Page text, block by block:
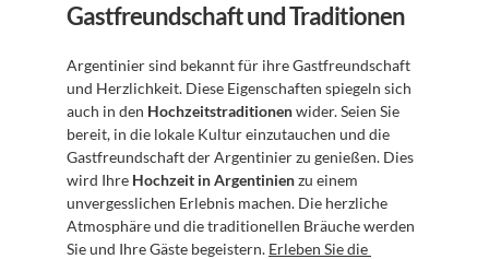
Gastfreundschaft und Traditionen
Argentinier sind bekannt für ihre Gastfreundschaft
und Herzlichkeit. Diese Eigenschaften spiegeln sich
auch in den Hochzeitstraditionen wider. Seien Sie
bereit, in die lokale Kultur einzutauchen und die
Gastfreundschaft der Argentinier zu genießen. Dies
wird Ihre Hochzeit in Argentinien zu einem
unvergesslichen Erlebnis machen. Die herzliche
Atmosphäre und die traditionellen Bräuche werden
Sie und Ihre Gäste begeistern. Erleben Sie die